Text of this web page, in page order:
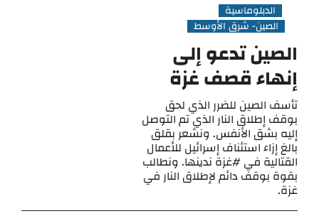
الدبلوماسية
الصين- شرق الأوسط
الصين تدعو إلى
إنهاء قصف غزة
تأسف الصين للضرر الذي لحق
بوقف إطلاق النار الذي تم التوصل
إليه بشق الأنفس. ونشعر بقلق
بالغ إزاء استئناف إسرائيل للأعمال
القتالية في #غزة ندينها. ونطالب
بقوة بوقف دائم لإطلاق النار في
غزة.